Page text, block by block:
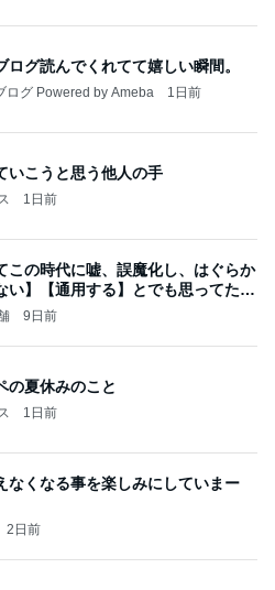
グ読んでくれてて嬉しい瞬間。
ログ Powered by Ameba 1日前
いこうと思う他人の手
1日前
この時代に嘘、誤魔化し、はぐらか
い】【通用する】とでも思ってたん
9日前
の夏休みのこと
1日前
なくなる事を楽しみにしていまー
2日前